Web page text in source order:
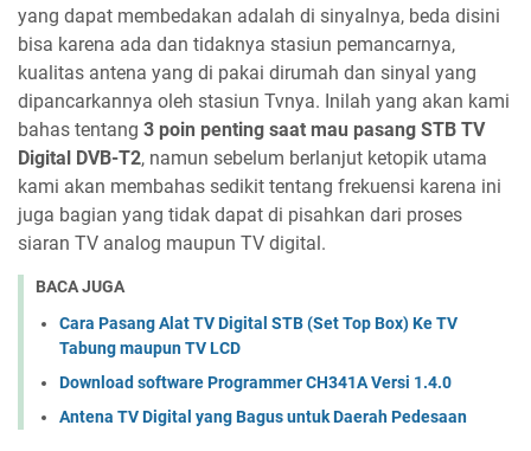
yang dapat membedakan adalah di sinyalnya, beda disini
bisa karena ada dan tidaknya stasiun pemancarnya,
kualitas antena yang di pakai dirumah dan sinyal yang
dipancarkannya oleh stasiun Tvnya. Inilah yang akan kami
bahas tentang 3 poin penting saat mau pasang STB TV
Digital DVB-T2, namun sebelum berlanjut ketopik utama
kami akan membahas sedikit tentang frekuensi karena ini
juga bagian yang tidak dapat di pisahkan dari proses
siaran TV analog maupun TV digital.
BACA JUGA
Cara Pasang Alat TV Digital STB (Set Top Box) Ke TV
Tabung maupun TV LCD
Download software Programmer CH341A Versi 1.4.0
Antena TV Digital yang Bagus untuk Daerah Pedesaan